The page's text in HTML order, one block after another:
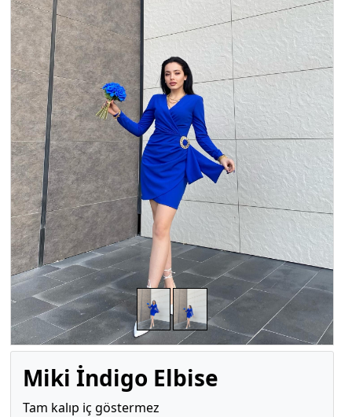
Miki İndigo Elbise
Tam kalıp iç göstermez